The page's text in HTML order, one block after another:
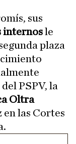
sus
internosle
plaza
PSPV, la
Oltra
las Cortes